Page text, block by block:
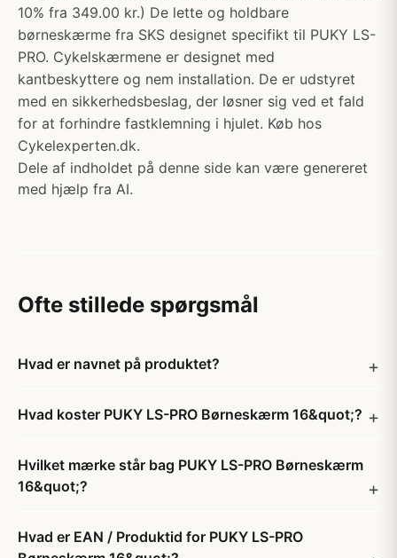
10% fra 349.00 kr.) De lette og holdbare
børneskærme fra SKS designet specifikt til PUKY LS-
PRO. Cykelskærmene er designet med
kantbeskyttere og nem installation. De er udstyret
med en sikkerhedsbeslag, der løsner sig ved et fald
for at forhindre fastklemning i hjulet. Køb hos
Cykelexperten.dk.
Dele af indholdet på denne side kan være genereret
med hjælp fra AI.
Ofte stillede spørgsmål
Hvad er navnet på produktet?
Hvad koster PUKY LS-PRO Børneskærm 16&quot;?
Hvilket mærke står bag PUKY LS-PRO Børneskærm
16&quot;?
Hvad er EAN / Produktid for PUKY LS-PRO